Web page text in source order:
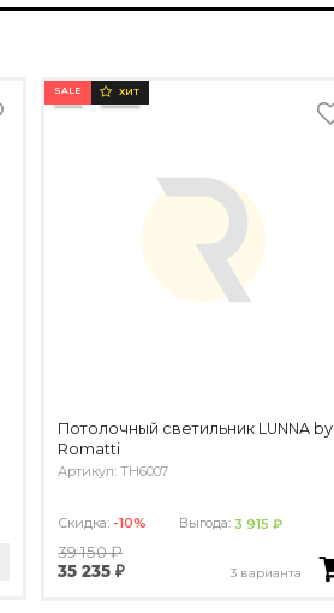
SALE ХИТ
Потолочный светильник LUNNA by
Romatti
Артикул: TH6007
Скидка: -10% Выгода: 3 915 ₽
39 150 ₽
35 235 ₽
3 варианта